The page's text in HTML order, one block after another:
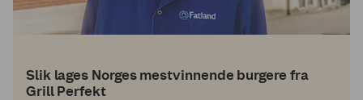
Slik lages Norges mestvinnende burgere fra
Grill Perfekt